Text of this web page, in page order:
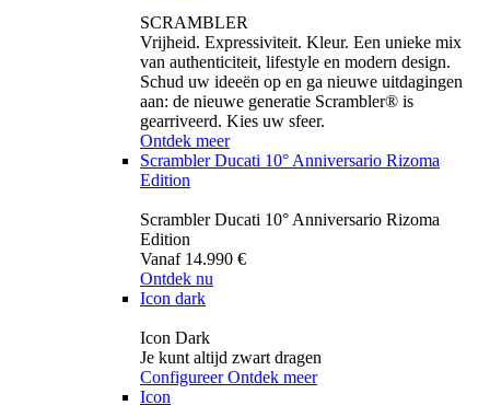
SCRAMBLER
Vrijheid. Expressiviteit. Kleur. Een unieke mix
van authenticiteit, lifestyle en modern design.
Schud uw ideeën op en ga nieuwe uitdagingen
aan: de nieuwe generatie Scrambler® is
gearriveerd. Kies uw sfeer.
Ontdek meer
Scrambler Ducati 10° Anniversario Rizoma
Edition
Scrambler Ducati 10° Anniversario Rizoma
Edition
Vanaf 14.990 €
Ontdek nu
Icon dark
Icon Dark
Je kunt altijd zwart dragen
Configureer Ontdek meer
Icon